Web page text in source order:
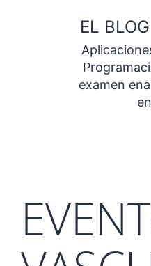
contenido
EL
examen